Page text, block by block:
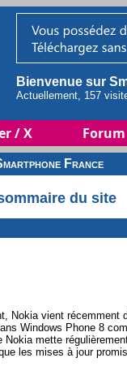
Bienvenue sur
Actuellement, 157
/ X Forum
France
du site
Nokia vient récemment
Windows Phone 8
Nokia mette
les mises à jour